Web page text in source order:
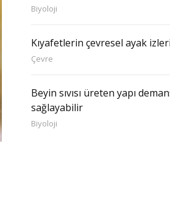
Biyoloji
Kıyafetlerin çevresel ayak izleri
Çevre
Beyin sıvısı üreten yapı
sağlayabilir
Biyoloji